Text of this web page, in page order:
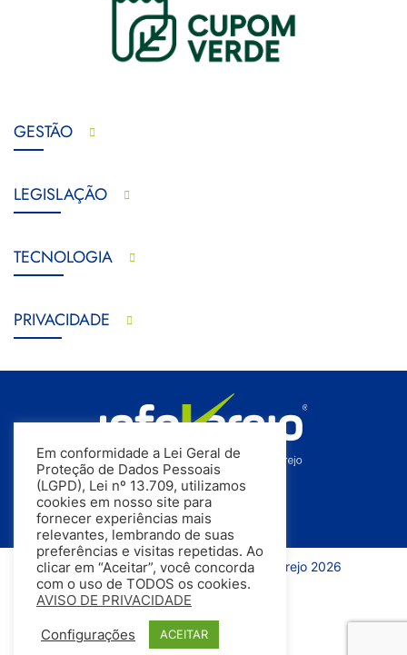
GESTÃO
LEGISLAÇÃO
TECNOLOGIA
PRIVACIDADE
Todos os direitos reservados | InfoVarejo 2026
Em conformidade a Lei Geral de
Proteção de Dados Pessoais
(LGPD), Lei nº 13.709, utilizamos
cookies em nosso site para
fornecer experiências mais
relevantes, lembrando de suas
preferências e visitas repetidas. Ao
clicar em “Aceitar”, você concorda
com o uso de TODOS os cookies.
AVISO DE PRIVACIDADE
Configurações ACEITAR